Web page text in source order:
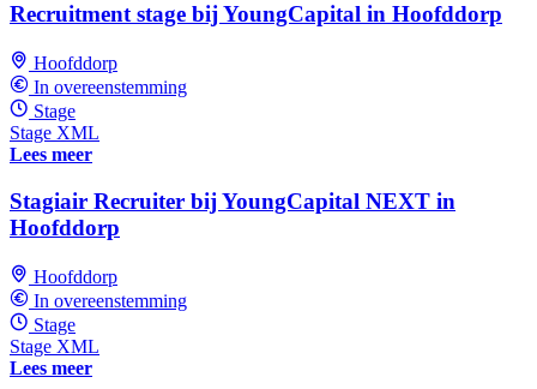
Recruitment stage bij YoungCapital in Hoofddorp
Hoofddorp
In overeenstemming
Stage
Stage XML
Lees meer
Stagiair Recruiter bij YoungCapital NEXT in
Hoofddorp
Hoofddorp
In overeenstemming
Stage
Stage XML
Lees meer